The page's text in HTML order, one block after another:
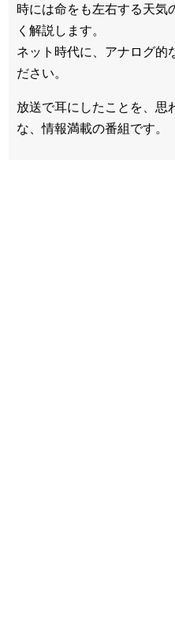
時には命をも左右する天気
く解説します。
ネット時代に、アナログ的
ださい。
放送で耳にしたことを、思
な、情報満載の番組です。